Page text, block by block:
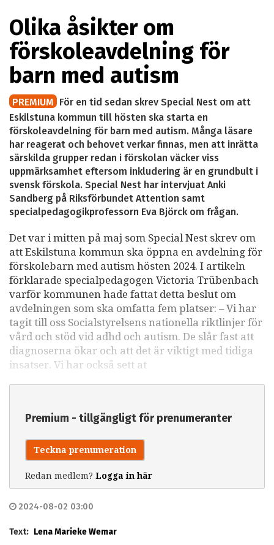
Olika åsikter om
förskoleavdelning för
barn med autism
PREMIUM För en tid sedan skrev Special Nest om att
Eskilstuna kommun till hösten ska starta en
förskoleavdelning för barn med autism. Många läsare
har reagerat och behovet verkar finnas, men att inrätta
särskilda grupper redan i förskolan väcker viss
uppmärksamhet eftersom inkludering är en grundbult i
svensk förskola. Special Nest har intervjuat Anki
Sandberg på Riksförbundet Attention samt
specialpedagogikprofessorn Eva Björck om frågan.
Det var i mitten på maj som Special Nest skrev om
att Eskilstuna kommun ska öppna en avdelning för
förskolebarn med autism hösten 2024. I artikeln
förklarade specialpedagogen Victoria Trübenbach
varför kommunen hade fattat detta beslut om
avdelningen som ska omfatta fem platser: – Vi har
tagit till oss Socialstyrelsens nationella riktlinjer för
vård och stöd vid adhd och autism. De slår fast att
diagnoserna ökar och att det är viktigt med tidiga
insatser. Vi har också sett at
Premium - tillgängligt för prenumeranter
Teckna prenumeration
Redan medlem? Logga in här
2024-08-02 03:00
Text: Lena Marieke Wemar